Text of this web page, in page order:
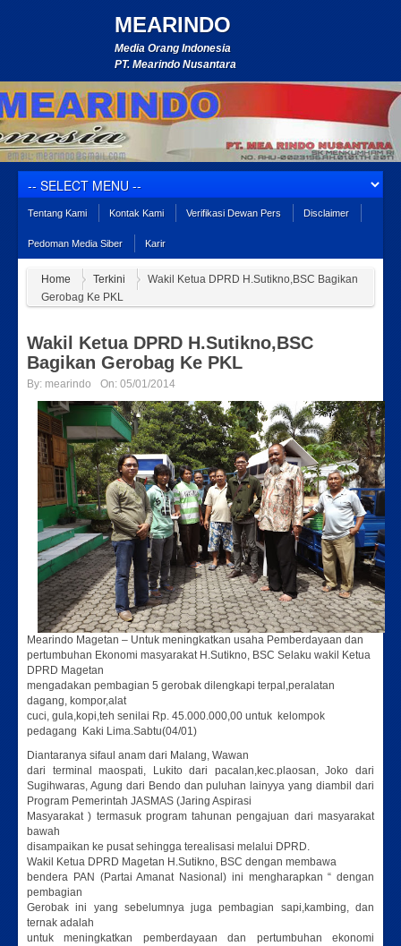
MEARINDO
Media Orang Indonesia
PT. Mearindo Nusantara
Tentang Kami Kontak Kami Verifikasi Dewan Pers Disclaimer
Pedoman Media Siber Karir
Home Terkini
Wakil Ketua DPRD H.Sutikno,BSC Bagikan
Gerobag Ke PKL
Wakil Ketua DPRD H.Sutikno,BSC
Bagikan Gerobag Ke PKL
By: mearindo On: 05/01/2014
Mearindo Magetan – Untuk meningkatkan usaha Pemberdayaan dan
pertumbuhan Ekonomi masyarakat H.Sutikno, BSC Selaku wakil Ketua
DPRD Magetan
mengadakan pembagian 5 gerobak dilengkapi terpal,peralatan
dagang, kompor,alat
cuci, gula,kopi,teh senilai Rp. 45.000.000,00 untuk kelompok
pedagang Kaki Lima.Sabtu(04/01)
Diantaranya sifaul anam dari Malang, Wawan
dari terminal maospati, Lukito dari pacalan,kec.plaosan, Joko dari
Sugihwaras, Agung dari Bendo dan puluhan lainyya yang diambil dari
Program Pemerintah JASMAS (Jaring Aspirasi
Masyarakat ) termasuk program tahunan pengajuan dari masyarakat
bawah
disampaikan ke pusat sehingga terealisasi melalui DPRD.
Wakil Ketua DPRD Magetan H.Sutikno, BSC dengan membawa
bendera PAN (Partai Amanat Nasional) ini mengharapkan “ dengan
pembagian
Gerobak ini yang sebelumnya juga pembagian sapi,kambing, dan
ternak adalah
untuk meningkatkan pemberdayaan dan pertumbuhan ekonomi